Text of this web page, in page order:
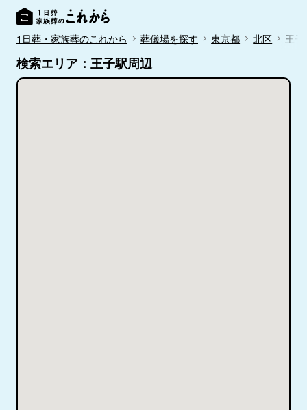
1日葬・家族葬のこれから 葬儀場を探す 東京都 北区 王
検索エリア：王子駅周辺